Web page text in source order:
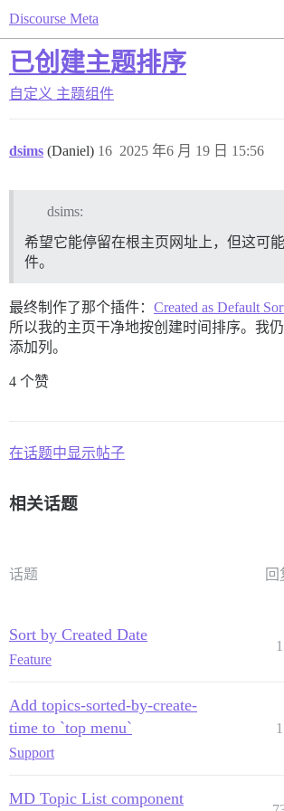
Discourse Meta
已创建主题排序
自定义 主题组件
dsims (Daniel) 2025 年6 月 19 日 15:56
16
dsims:
希望它能停留在根主页网址上，但这可
件。
最终制作了那个插件： Created as Default
所以我的主页干净地按创建时间排序。我
添加列。
4 个赞
在话题中显示帖子
相关话题
话题 回
Sort by Created Date
Feature
1
Add topics-sorted-by-create-
time to `top menu`
Support
1
MD Topic List component